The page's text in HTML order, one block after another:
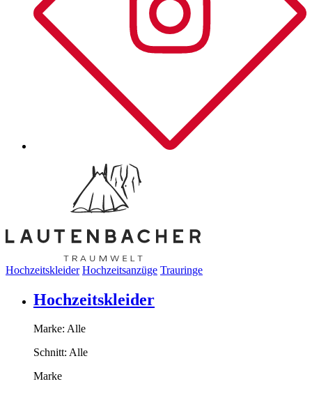
Hochzeitskleider Hochzeitsanzüge Trauringe
Hochzeitskleider
Marke: Alle
Schnitt: Alle
Marke